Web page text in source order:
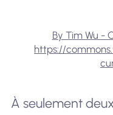
By Tim Wu -
https://
À seulement